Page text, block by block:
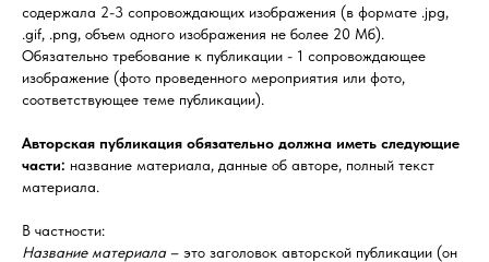
содержала 2-3 сопровождающих изображения (в формате .jpg,
.gif, .png, объем одного изображения не более 20 Мб).
Обязательно требование к публикации - 1 сопровождающее
изображение (фото проведенного мероприятия или фото,
соответствующее теме публикации).
Авторская публикация обязательно должна иметь следующие
части: название материала, данные об авторе, полный текст
материала.
В частности:
Название материала– это заголовок авторской публикации (он